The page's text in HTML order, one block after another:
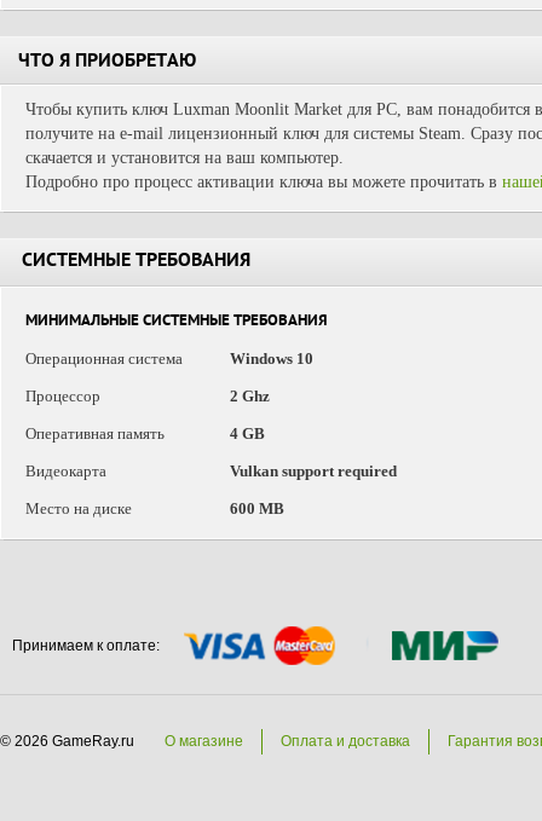
ЧТО Я ПРИОБРЕТАЮ
Чтобы купить ключ Luxman Moonlit Market для PC, вам понадобится
получите на e-mail лицензионный ключ для системы Steam. Сразу
скачается и установится на ваш компьютер.
Подробно про процесс активации ключа вы можете прочитать в
СИСТЕМНЫЕ ТРЕБОВАНИЯ
МИНИМАЛЬНЫЕ СИСТЕМНЫЕ ТРЕБОВАНИЯ
Операционная система
Windows 10
Процессор 2 Ghz
Оперативная память 4 GB
Видеокарта Vulkan support required
Место на диске 600 MB
Принимаем к оплате:
© 2026 GameRay.ru О магазине Оплата и доставка Гарантия